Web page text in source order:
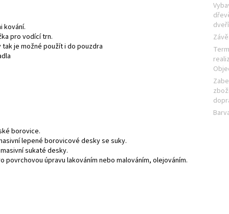
kování.
pro vodící trn.
je možné použít i do pouzdra
borovice.
lepené borovicové desky se suky.
sukaté desky.
úpravu lakováním nebo malováním, olejováním.
dveří